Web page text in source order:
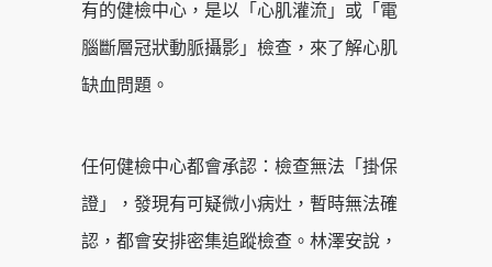
有的健檢中心，是以「心肌灌流」或「電
腦斷層冠狀動脈攝影」檢查，來了解心肌
缺血問題。
任何健檢中心都會承認：檢查無法「掛保
證」，發現有可疑微小病灶，暫時無法確
認，都會安排密集追蹤檢查。林澤安說，